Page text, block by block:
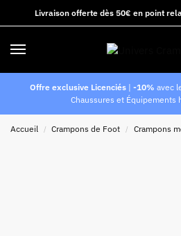
Livraison offerte dès 50€ en point
Offre exclusive Licenciés | -10% avec
Chaussures et Équipements
Accueil / Crampons de Foot / Crampons